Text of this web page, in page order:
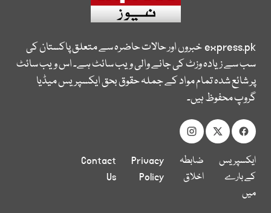
express.pkخبروں اور حالات حاضرہ سے متعلق پاکستان کی
سب سے زیادہ وزٹ کی جانے والی ویب سائٹ ہے۔ اس ویب سائٹ
پر شائع شدہ تمام مواد کے جملہ حقوق بحق ایکسپریس میڈیا
گروپ محفوظ ہیں۔
ایکسپریس
کے بارے
میں
ضابطہ
اخلاق
Privacy
Policy
Contact
Us